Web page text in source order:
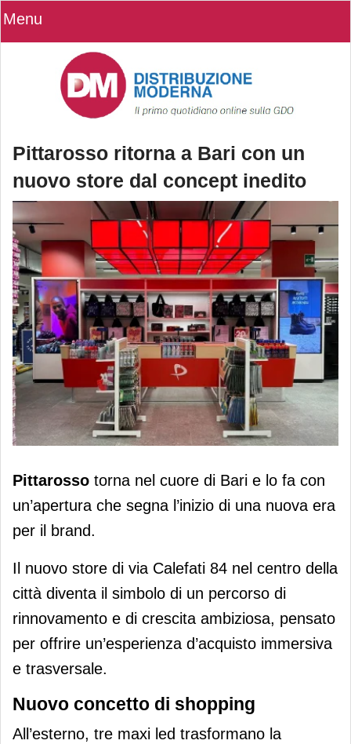
Menu
Pittarosso ritorna a Bari con un
nuovo store dal concept inedito
Pittarosso ritorna a Bari con un
Pittarosso torna nel cuore di Bari e lo fa con
un’apertura che segna l’inizio di una nuova era
per il brand.
Il nuovo store di via Calefati 84 nel centro della
città diventa il simbolo di un percorso di
rinnovamento e di crescita ambiziosa, pensato
per offrire un’esperienza d’acquisto immersiva
e trasversale.
Nuovo concetto di shopping
All’esterno, tre maxi led trasformano la